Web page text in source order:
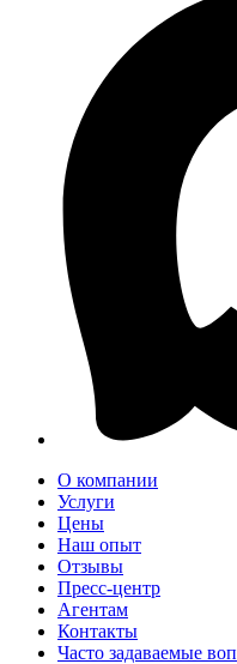
О компании
Услуги
Цены
Наш опыт
Отзывы
Пресс-центр
Агентам
Контакты
Часто задаваемые